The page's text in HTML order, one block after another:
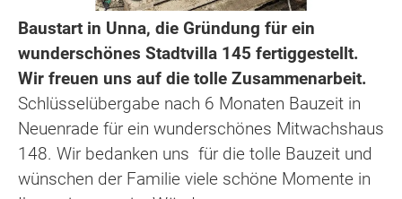
Baustart in Unna, die Gründung für ein
wunderschönes Stadtvilla 145 fertiggestellt.
Wir freuen uns auf die tolle Zusammenarbeit.
Schlüsselübergabe nach 6 Monaten Bauzeit in
Neuenrade für ein wunderschönes Mitwachshaus
148. Wir bedanken uns für die tolle Bauzeit und
wünschen der Familie viele schöne Momente in